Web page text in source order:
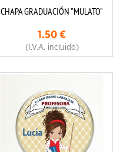
CHAPA GRADUACIÓN "MULATO"
1.50 €
(I.V.A. incluido)